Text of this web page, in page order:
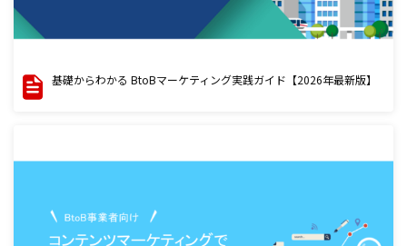
基礎からわかる BtoBマーケティング実践ガイド【2026年最新版】